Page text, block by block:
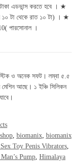
এডভান্স করতে হবে । ★
টা থেকে রাত ১০ টা) । ★
পারসোনাল ।
ও অনেক সফট। লম্বা ৫.৫
আছে। ১ ইঞ্চি সিলিকন
, biomanix, biomanix
Toy Penis Vibrators,
Pump Himalaya